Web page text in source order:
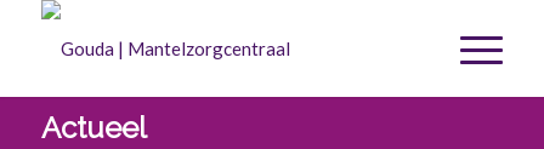
Actueel